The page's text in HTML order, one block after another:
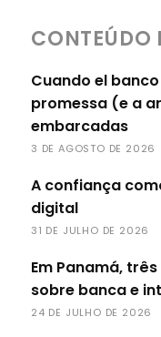
CONTEÚDO
Cuando el
promessa (e a
embarcadas
3 DE AGOSTO DE 2026
A confiança
digital
31 DE JULHO DE 2026
Em Panamá,
sobre banca e
24 DE JULHO DE 2026